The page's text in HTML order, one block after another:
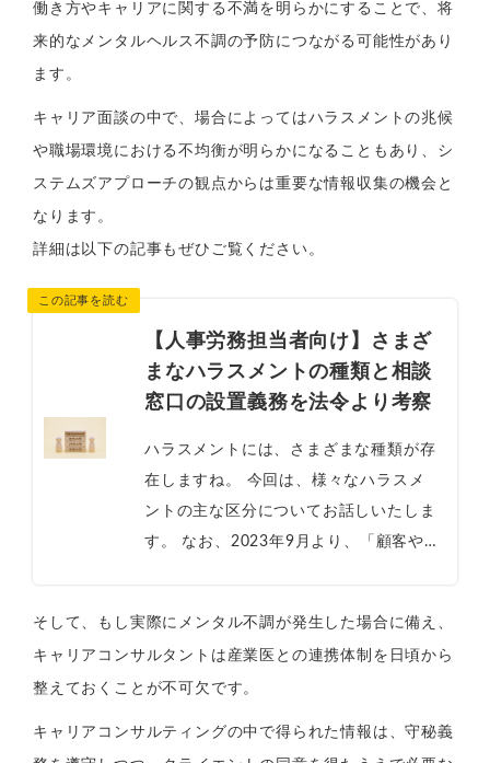
働き方やキャリアに関する不満を明らかにすることで、将
来的なメンタルヘルス不調の予防につながる可能性があり
ます。
キャリア面談の中で、場合によってはハラスメントの兆候
や職場環境における不均衡が明らかになることもあり、シ
ステムズアプローチの観点からは重要な情報収集の機会と
なります。
詳細は以下の記事もぜひご覧ください。
【人事労務担当者向け】さまざ
まなハラスメントの種類と相談
窓口の設置義務を法令より考察
ハラスメントには、さまざまな種類が存
在しますね。 今回は、様々なハラスメ
ントの主な区分についてお話しいたしま
す。 なお、2023年9月より、「顧客や取
そして、もし実際にメンタル不調が発生した場合に備え、
キャリアコンサルタントは産業医との連携体制を日頃から
整えておくことが不可欠です。
キャリアコンサルティングの中で得られた情報は、守秘義